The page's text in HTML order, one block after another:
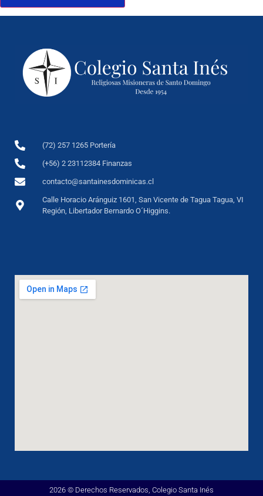
(72) 257 1265 Portería
(+56) 2 23112384 Finanzas
contacto@santainesdominicas.cl
Calle Horacio Aránguiz 1601, San Vicente de Tagua Tagua, VI
Región, Libertador Bernardo O´Higgins.
2026 © Derechos Reservados, Colegio Santa Inés